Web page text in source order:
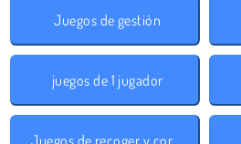
Juegos de gestión
juegos de 1 jugador